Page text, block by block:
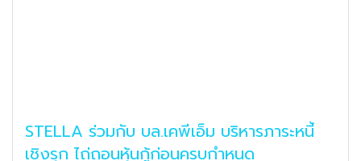
STELLA ร่วมกับ บล.เคพีเอ็ม บริหารภาระหนี้
เชิงรุก ไถ่ถอนหุ้นกู้ก่อนครบกำหนด